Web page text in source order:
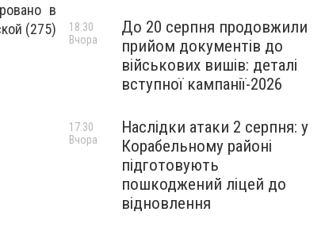
в
(275)
До 20 серпня продовжили
прийом документів до
військових вишів: деталі
вступної кампанії-2026
18:30
Вчора
Наслідки атаки 2 серпня: у
Корабельному районі
підготовують
пошкоджений ліцей до
відновлення
17:30
Вчора